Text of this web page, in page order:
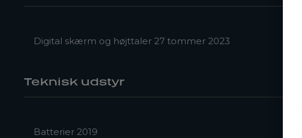
Digital skærm og højttaler 27 tommer 2023
Teknisk udstyr
Batterier 2019